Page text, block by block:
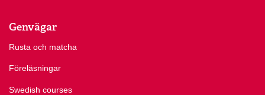
Genvägar
Rusta och matcha
Föreläsningar
Swedish courses